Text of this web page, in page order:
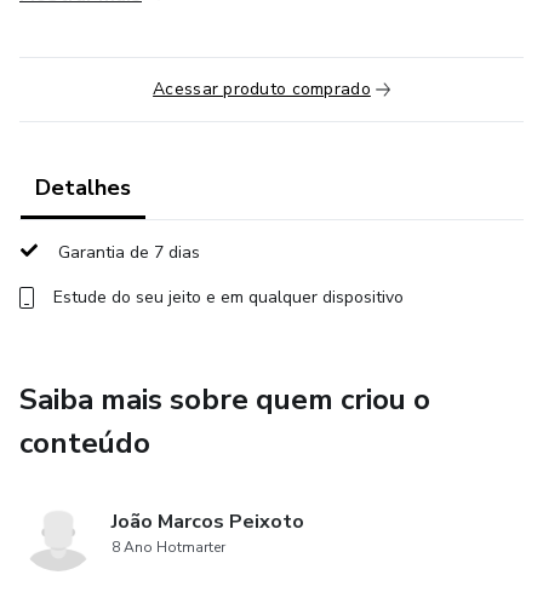
imagético poderoso nas redes sociais.
2. Mensagem: qual é a sua mensagem e para quem é essa
transformar a sua mensagem em uma mensagem que
conecte com o seu cliente ideal.
pilares anteriores e construir de fato uma Imagem
usa.
Acessar produto comprado
Detalhes
Garantia de 7 dias
Estude do seu jeito e em qualquer dispositivo
Saiba mais sobre quem criou o
conteúdo
João Marcos Peixoto
8 Ano Hotmarter